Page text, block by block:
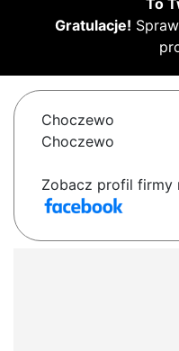
To
Gratulacje!
Choczewo
Choczewo
Zobacz profil firmy